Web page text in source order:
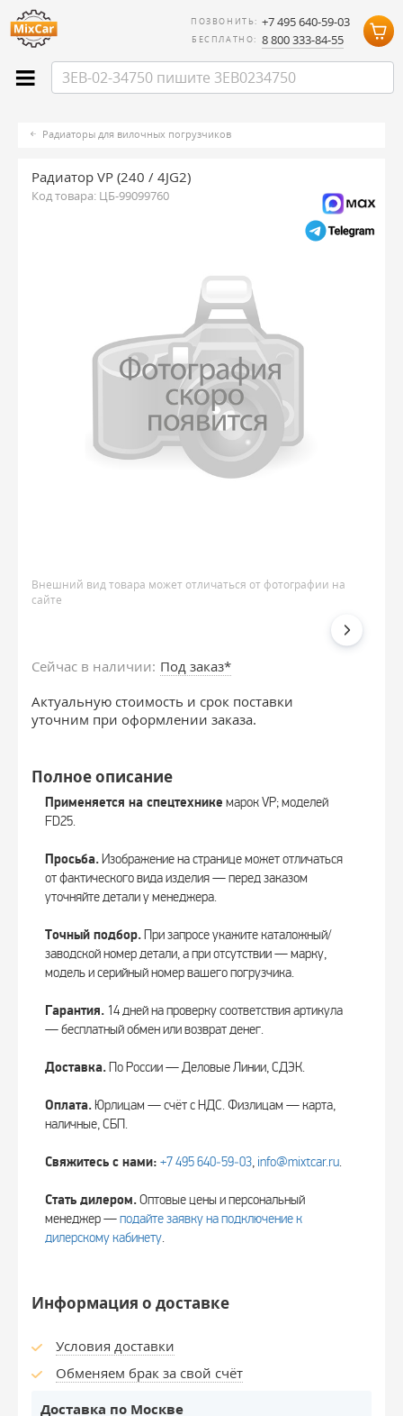
ПОЗВОНИТЬ: +7 495 640-59-03
БЕСПЛАТНО: 8 800 333-84-55
Радиаторы для вилочных погрузчиков
Радиатор VP (240 / 4JG2)
Код товара: ЦБ-99099760
Внешний вид товара может отличаться от фотографии на
сайте
Сейчас в наличии: Под заказ*
Актуальную стоимость и срок поставки
уточним при оформлении заказа.
Полное описание
Применяется на спецтехнике марок VP; моделей
FD25.
Просьба.Изображение на странице может отличаться
от фактического вида изделия — перед заказом
уточняйте детали у менеджера.
Точный подбор.При запросе укажите каталожный/
заводской номер детали, а при отсутствии — марку,
модель и серийный номер вашего погрузчика.
Гарантия. 14 дней на проверку соответствия артикула
— бесплатный обмен или возврат денег.
Доставка.По России — Деловые Линии, СДЭК.
Оплата. Юрлицам — счёт с НДС. Физлицам — карта,
наличные, СБП.
Свяжитесь с нами: +7 495 640‑59‑03, info@mixtcar.ru.
Стать дилером.Оптовые цены и персональный
менеджер —подайте заявку на подключение к
дилерскому кабинету.
Информация о доставке
Условия доставки
Обменяем брак за свой счёт
Доставка по Москве